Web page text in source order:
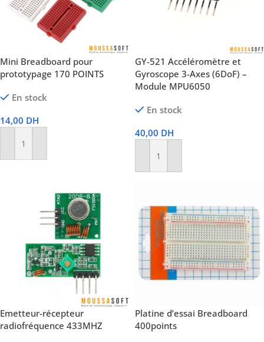
Mini Breadboard pour
prototypage 170 POINTS
En stock
14,00 DH
Ajouter Au Panier
GY-521 Accéléromètre et
Gyroscope 3-Axes (6DoF) –
Module MPU6050
En stock
40,00 DH
Ajouter Au Panier
Emetteur-récepteur
radiofréquence 433MHZ
Platine d’essai Breadboard
400points